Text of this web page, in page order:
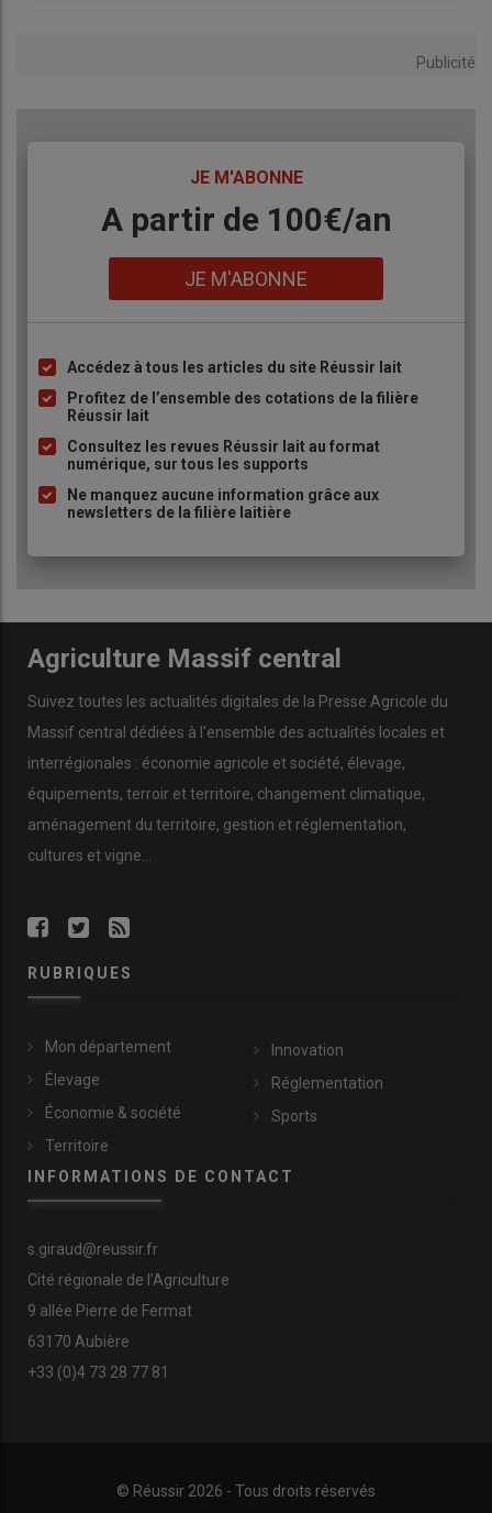
Publicité
JE M'ABONNE
BodyA partir de 100€/an
JE M'ABONNE
Liste
à
puce
Accédez à tous les articles du site Réussir lait
Profitez de l’ensemble des cotations de la filière
Réussir lait
Consultez les revues Réussir lait au format
numérique, sur tous les supports
Ne manquez aucune information grâce aux
newsletters de la filière laitière
Agriculture Massif central
Suivez toutes les actualités digitales de la Presse Agricole du
Massif central dédiées à l'ensemble des actualités locales et
interrégionales : économie agricole et société, élevage,
équipements, terroir et territoire, changement climatique,
aménagement du territoire, gestion et réglementation,
cultures et vigne...
RUBRIQUES
Mon département
Élevage
Économie & société
Territoire
Innovation
Réglementation
Sports
INFORMATIONS DE CONTACT
s.giraud@reussir.fr
Cité régionale de l’Agriculture
9 allée Pierre de Fermat
63170 Aubière
+33 (0)4 73 28 77 81
© Réussir 2026 - Tous droits réservés